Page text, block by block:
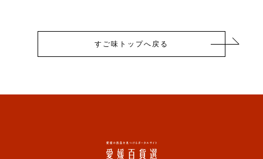
すご味トップへ戻る